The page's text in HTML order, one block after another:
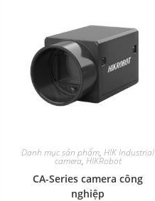
Danh mục sản phẩm,HIK Industrial
camera, HIKRobot
CA-Series camera công
nghiệp